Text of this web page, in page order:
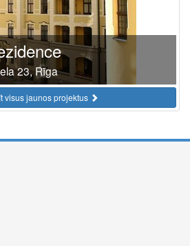
23, Rīga
visus jaunos projektus